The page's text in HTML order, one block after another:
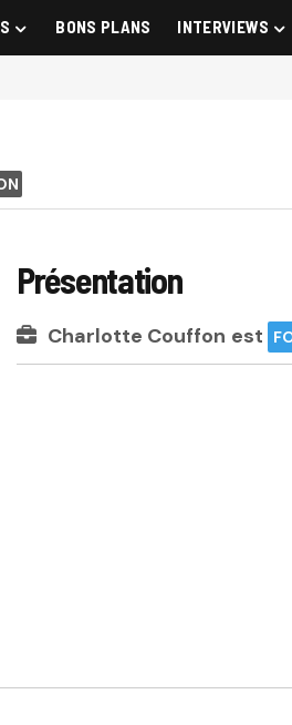
BONS PLANS INTERVIEWS
Présentation
Charlotte Couffon est